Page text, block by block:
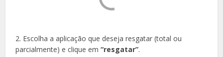
2. Escolha a aplicação que deseja resgatar (total ou
parcialmente) e clique em“resgatar”.